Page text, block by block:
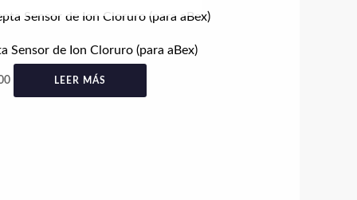
página
de
producto
Sensor de Ion Cloruro (para aBex)
LEER MÁS